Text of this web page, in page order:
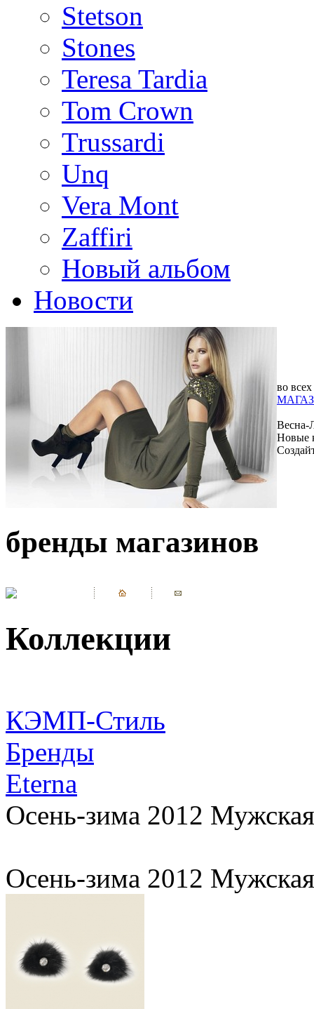
Stetson
Stones
Teresa Tardia
Tom Crown
Trussardi
Unq
Vera Mont
Zaffiri
Новый альбом
Новости
во всех
Весна-
Новые
бренды магазинов
Коллекции
КЭМП-Стиль
Бренды
Eterna
Осень-зима 2012
Осень-зима 2012